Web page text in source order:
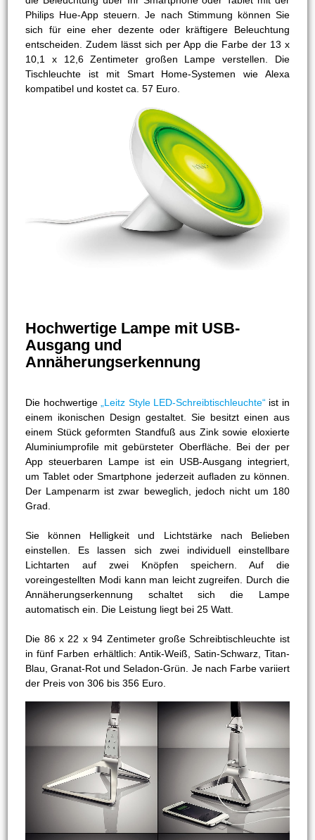
Philips Hue-App steuern. Je nach Stimmung können Sie
sich für eine eher dezente oder kräftigere Beleuchtung
entscheiden. Zudem lässt sich per App die Farbe der 13 x
10,1 x 12,6 Zentimeter großen Lampe verstellen. Die
Tischleuchte ist mit Smart Home-Systemen wie Alexa
kompatibel und kostet ca. 57 Euro.
Hochwertige Lampe mit USB-
Ausgang und
Annäherungserkennung
Die hochwertige „Leitz Style LED-Schreibtischleuchte“ist in
einem ikonischen Design gestaltet. Sie besitzt einen aus
einem Stück geformten Standfuß aus Zink sowie eloxierte
Aluminiumprofile mit gebürsteter Oberfläche. Bei der per
App steuerbaren Lampe ist ein USB-Ausgang integriert,
um Tablet oder Smartphone jederzeit aufladen zu können.
Der Lampenarm ist zwar beweglich, jedoch nicht um 180
Grad.
Sie können Helligkeit und Lichtstärke nach Belieben
einstellen. Es lassen sich zwei individuell einstellbare
Lichtarten auf zwei Knöpfen speichern. Auf die
voreingestellten Modi kann man leicht zugreifen. Durch die
Annäherungserkennung schaltet sich die Lampe
automatisch ein. Die Leistung liegt bei 25 Watt.
Die 86 x 22 x 94 Zentimeter große Schreibtischleuchte ist
in fünf Farben erhältlich: Antik-Weiß, Satin-Schwarz, Titan-
Blau, Granat-Rot und Seladon-Grün. Je nach Farbe variiert
der Preis von 306 bis 356 Euro.